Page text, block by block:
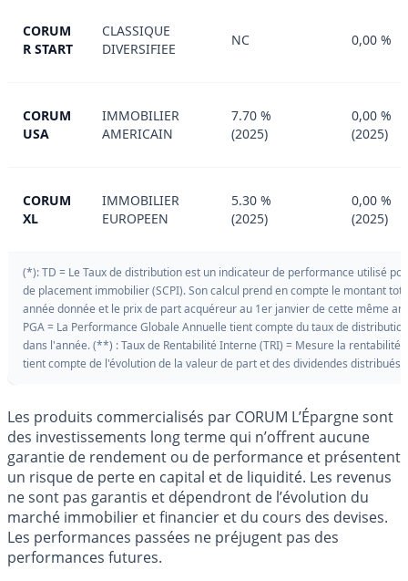
CORUM
R START
CLASSIQUE
DIVERSIFIEE
NC 0,00 %
CORUM
USA
IMMOBILIER
AMERICAIN
7.70 %
(2025)
0,00 %
(2025)
CORUM
XL
IMMOBILIER
EUROPEEN
5.30 %
(2025)
0,00 %
(2025)
(*): TD = Le Taux de distribution est un indicateur de performance utilisé
de placement immobilier (SCPI). Son calcul prend en compte le montant
année donnée et le prix de part acquéreur au 1er janvier de cette même
PGA = La Performance Globale Annuelle tient compte du taux de
dans l'année. (**) : Taux de Rentabilité Interne (TRI) = Mesure la
tient compte de l'évolution de la valeur de part et des dividendes distribués
Les produits commercialisés par CORUM L’Épargne sont
des investissements long terme qui n’offrent aucune
garantie de rendement ou de performance et présentent
un risque de perte en capital et de liquidité. Les revenus
ne sont pas garantis et dépendront de l’évolution du
marché immobilier et financier et du cours des devises.
Les performances passées ne préjugent pas des
performances futures.